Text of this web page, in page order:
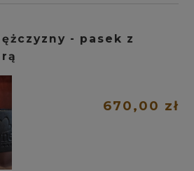
- pasek z
670,00 zł